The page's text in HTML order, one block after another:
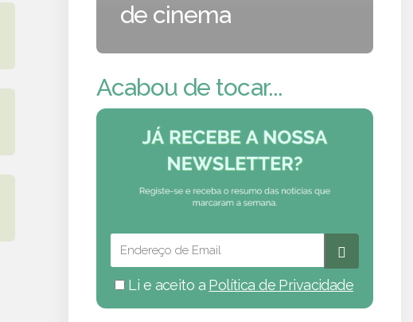
de cinema
Acabou de tocar...
Li e aceito a Política de Privacidade